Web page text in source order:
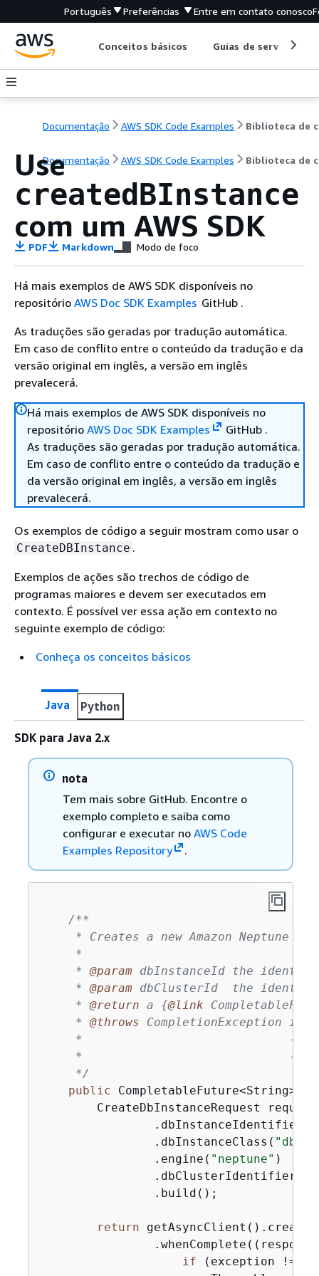
Português Preferências Entre em contato conosco
Conceitos básicos Guias de serviço
Documentação AWS SDK Code Examples
Documentação AWS SDK Code Examples Biblioteca de
Use
createdBInstance
com um AWS SDK
PDF Markdown Modo de foco
Há mais exemplos de AWS SDK disponíveis no
repositório AWS Doc SDK Examples GitHub .
As traduções são geradas por tradução automática.
Em caso de conflito entre o conteúdo da tradução e da
versão original em inglês, a versão em inglês
prevalecerá.
Há mais exemplos de AWS SDK disponíveis no
repositório AWS Doc SDK Examples
GitHub .
As traduções são geradas por tradução automática.
Em caso de conflito entre o conteúdo da tradução e
da versão original em inglês, a versão em inglês
prevalecerá.
Os exemplos de código a seguir mostram como usar o
CreateDBInstance .
Exemplos de ações são trechos de código de
programas maiores e devem ser executados em
contexto. É possível ver essa ação em contexto no
seguinte exemplo de código:
Conheça os conceitos básicos
Java Python
SDK para Java 2.x
nota
Tem mais sobre GitHub. Encontre o
exemplo completo e saiba como
configurar e executar no AWS Code
Examples Repository
.
/**
* Creates a new Amazon Neptune DB
     *
     *
@param dbInstanceId the
     *
@param dbClusterId  the
     *
@return a {@link
     *
@throws CompletionException
     *                             -
*                             -
     */
public CompletableFuture<String>
CreateDbInstanceRequest
                .dbInstanceClass(
                .engine(
"neptune" )
                .build();
return
if (exception !=